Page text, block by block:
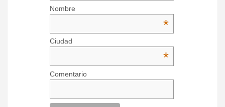
Nombre
*
Ciudad
*
Comentario